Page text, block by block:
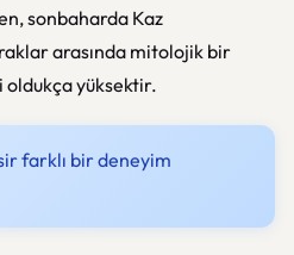
sonbaharda Kaz
arasında mitolojik bir
oldukça yüksektir.
farklı bir deneyim